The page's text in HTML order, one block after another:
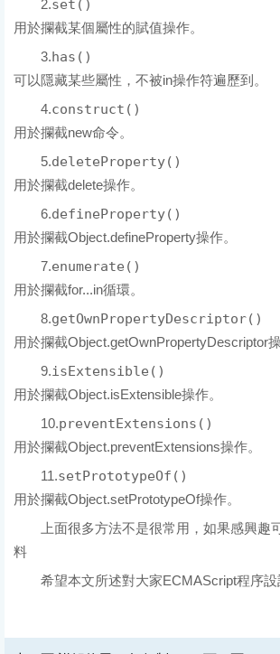
2.set()
用於攔截某個屬性的賦值操作。
3.has()
可以隱藏某些屬性，不被in操作符遍歷到。
4.construct()
用於攔截new命令。
5.deleteProperty()
用於攔截delete操作。
6.defineProperty()
用於攔截Object.defineProperty操作。
7.enumerate()
用於攔截for...in循環。
8.getOwnPropertyDescriptor()
用於攔截Object.getOwnPropertyDescriptor操
9.isExtensible()
用於攔截Object.isExtensible操作。
10.preventExtensions()
用於攔截Object.preventExtensions操作。
11.setPrototypeOf()
用於攔截Object.setPrototypeOf操作。
上面很多方法不是很常用，如果感興趣
料
希望本文所述對大家ECMAScript程序設